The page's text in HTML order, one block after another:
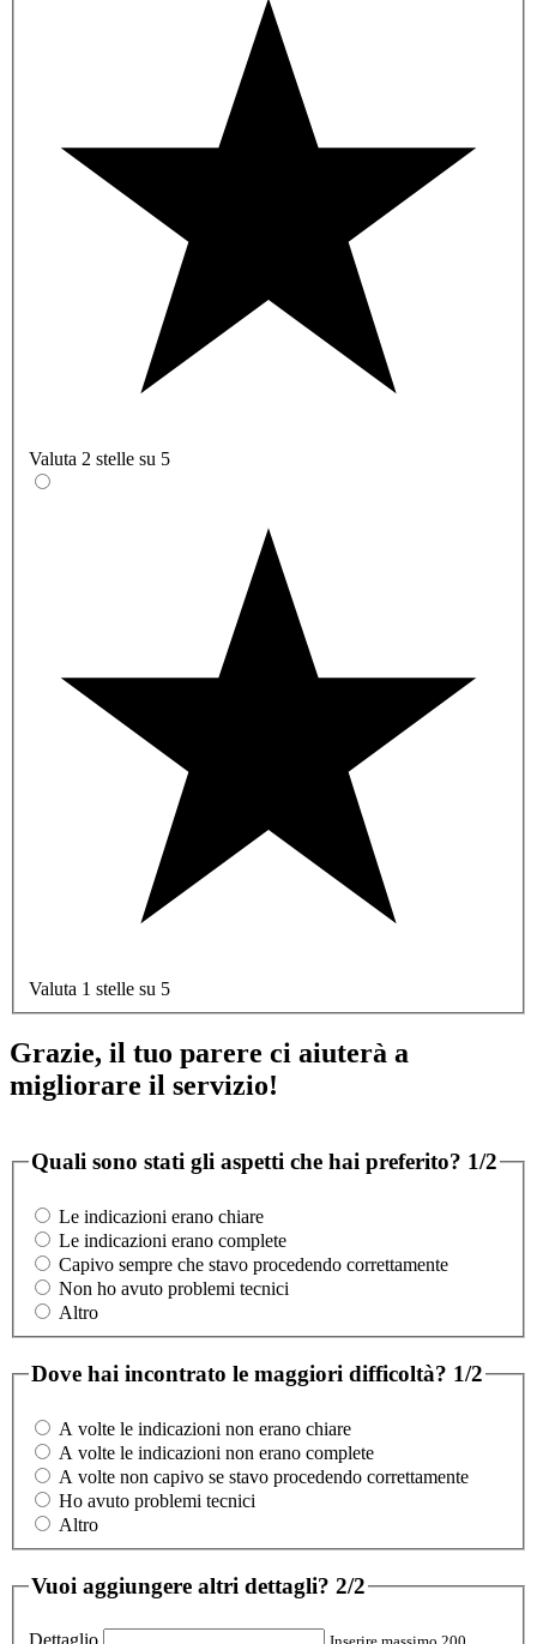
Valuta 2 stelle su 5
Valuta 1 stelle su 5
Grazie, il tuo parere ci aiuterà a
migliorare il servizio!
Quali sono stati gli aspetti che hai preferito? 1/2
Le indicazioni erano chiare
Le indicazioni erano complete
Capivo sempre che stavo procedendo correttamente
Non ho avuto problemi tecnici
Altro
Dove hai incontrato le maggiori difficoltà? 1/2
A volte le indicazioni non erano chiare
A volte le indicazioni non erano complete
A volte non capivo se stavo procedendo correttamente
Ho avuto problemi tecnici
Altro
Vuoi aggiungere altri dettagli? 2/2